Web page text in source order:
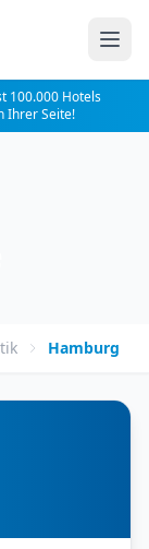
100.000 Hotels
Ihrer Seite!
Hamburg